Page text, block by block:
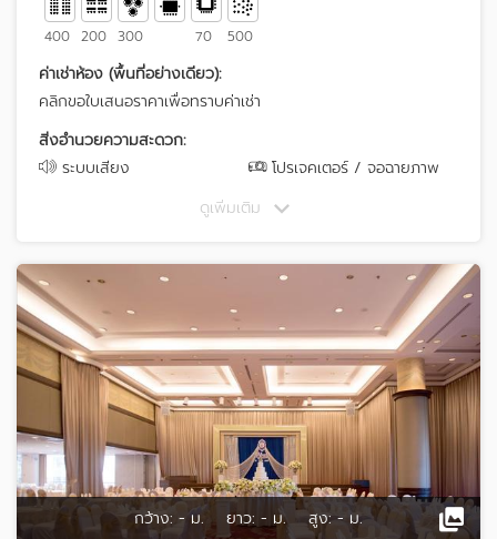
400 200 300 70 500
ค่าเช่าห้อง (พื้นที่อย่างเดียว):
คลิกขอใบเสนอราคาเพื่อทราบค่าเช่า
สิ่งอำนวยความสะดวก:
ระบบเสียง
โปรเจคเตอร์ / จอฉายภาพ
ดูเพิ่มเติม
กว้าง: - ม. ยาว: - ม. สูง: - ม.